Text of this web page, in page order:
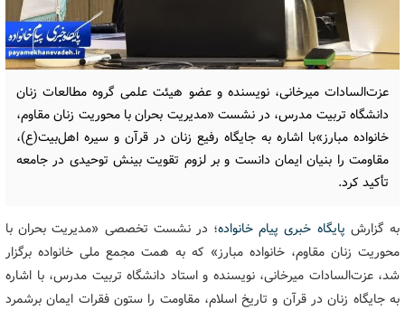
عزت‌السادات میرخانی، نویسنده و عضو هیئت علمی گروه مطالعات زنان
دانشگاه تربیت مدرس، در نشست «مدیریت بحران با محوریت زنان مقاوم،
خانواده مبارز»با اشاره به جایگاه رفیع زنان در قرآن و سیره اهل‌بیت(ع)،
مقاومت را بنیان ایمان دانست و بر لزوم تقویت بینش توحیدی در جامعه
تأکید کرد.
به گزارش پایگاه خبری پیام خانواده؛ در نشست تخصصی «مدیریت بحران با
محوریت زنان مقاوم، خانواده مبارز» که به همت مجمع ملی خانواده برگزار
شد، عزت‌السادات میرخانی، نویسنده و استاد دانشگاه تربیت مدرس، با اشاره
به جایگاه زنان در قرآن و تاریخ اسلام، مقاومت را ستون فقرات ایمان برشمرد